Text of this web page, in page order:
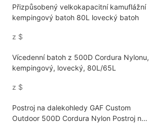
Přizpůsobený velkokapacitní kamuflážní
kempingový batoh 80L lovecký batoh
z $
Vícedenní batoh z 500D Cordura Nylonu,
kempingový, lovecký, 80L/65L
z $
Postroj na dalekohledy GAF Custom
Outdoor 500D Cordura Nylon Postroj na